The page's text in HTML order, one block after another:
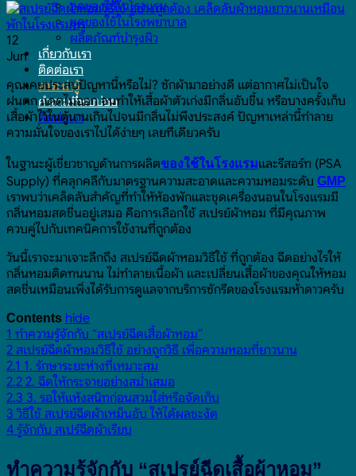
ชุดของใช้ในโรงแรม
ชุดของใช้ในโรงพยาบาล
ผลิตภัณฑ์บำรุงผิว
เกี่ยวกับเรา
ติดต่อเรา
สาระน่ารู้
คำถามที่พบบ่อย
ติดต่อเรา
12
Jun
คุณเคยประสบปัญหานี้หรือไม่? ซักผ้ามาอย่างดี แต่อากาศไม่เป็นใจ
ฝนตก แดดไม่ออก จนทำให้เสื้อผ้าตัวเก่งมีกลิ่นอับชื้น หรือบางครั้งเก็บ
เสื้อผ้าไว้ในตู้นานเกินไปจนมีกลิ่นไม่พึงประสงค์ ปัญหาเหล่านี้ทำลาย
ความมั่นใจของเราไปได้ง่ายๆ เลยทีเดียวครับ
ในฐานะผู้เชี่ยวชาญด้านการผลิตของใช้ในโรงแรมและรีสอร์ท (PSA
Supply) ที่คลุกคลีกับมาตรฐานความสะอาดและความหอมระดับ GMP
เราพบว่าเคล็ดลับสำคัญที่ทำให้ห้องพักและชุดเครื่องนอนในโรงแรมมี
กลิ่นหอมสดชื่นอยู่เสมอ คือการเลือกใช้ สเปรย์ผ้าหอม ที่มีคุณภาพ
ควบคู่ไปกับเทคนิคการใช้งานที่ถูกต้อง
วันนี้เราจะมาเจาะลึกถึง สเปรย์ฉีดผ้าหอมวิธีใช้ ที่ถูกต้อง ฉีดอย่างไรให้
กลิ่นหอมติดทนนาน ไม่ทำลายเนื้อผ้า และเปลี่ยนเสื้อผ้าของคุณให้หอม
สดชื่นเหมือนเพิ่งได้รับการดูแลจากบริการซักรีดของโรงแรมห้าดาวครับ
Contents hide
1 ทำความรู้จักกับ “สเปรย์ฉีดเสื้อผ้าหอม”
2 สเปรย์ฉีดผ้าหอมวิธีใช้ อย่างถูกวิธี เพื่อความหอมที่ยาวนาน
2.1 1. รักษาระยะห่างที่เหมาะสม
2.2 2. ฉีดให้กระจายอย่างสม่ำเสมอ
2.3 3. รอให้แห้งสนิทก่อนสวมใส่หรือจัดเก็บ
3 วิธีใช้ สเปรย์ฉีดผ้าเหม็นอับ ให้ได้ผลชะงัด
4 รู้จักกับ สเปร์ฉีดผ้าเรียบ
ทำความรู้จักกับ “สเปรย์ฉีดเสื้อผ้าหอม”